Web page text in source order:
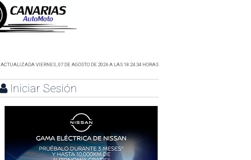
ACTUALIZADA VIERNES, 07 DE AGOSTO DE 2026 A LAS 18:24:34 HORAS
Iniciar Sesión